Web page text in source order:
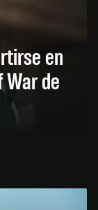
en
War de